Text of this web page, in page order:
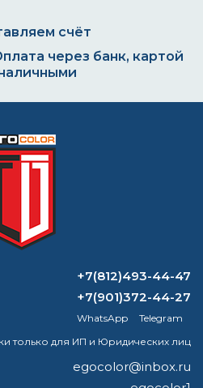
через банк, картой
транспортной
ОТВЕТ
огнезащитную
для разбавления
+7(812)493-44-47
+7(901)372-44-27
WhatsApp
Telegram
только для ИП и Юридических лиц
egocolor@inbox.ru